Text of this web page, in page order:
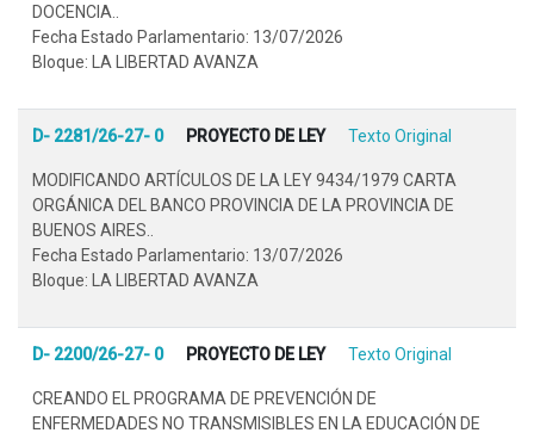
DOCENCIA..
Fecha Estado Parlamentario: 13/07/2026
Bloque: LA LIBERTAD AVANZA
D- 2281/26-27- 0 PROYECTO DE LEY Texto Original
MODIFICANDO ARTÍCULOS DE LA LEY 9434/1979 CARTA
ORGÁNICA DEL BANCO PROVINCIA DE LA PROVINCIA DE
BUENOS AIRES..
Fecha Estado Parlamentario: 13/07/2026
Bloque: LA LIBERTAD AVANZA
D- 2200/26-27- 0 PROYECTO DE LEY Texto Original
CREANDO EL PROGRAMA DE PREVENCIÓN DE
ENFERMEDADES NO TRANSMISIBLES EN LA EDUCACIÓN DE